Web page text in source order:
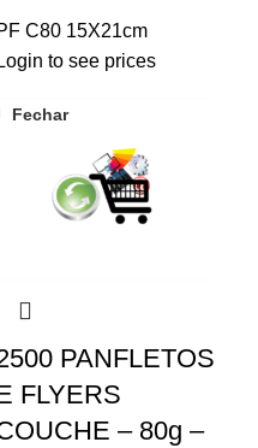
C80 15X21cm
Login to see prices
Fechar
PANFLETOS
FLYERS
– 80g –